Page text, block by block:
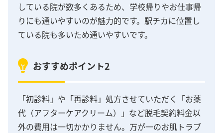
している院が数多くあるため、学校帰りやお仕事帰
りにも通いやすいのが魅力的です。駅チカに位置し
ている院も多いため通いやすいです。
おすすめポイント2
「初診料」や「再診料」処方させていただく「お薬
代（アフターケアクリーム）」など脱毛契約料金以
外の費用は一切かかりません。万が一のお肌トラブ